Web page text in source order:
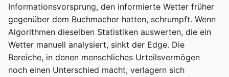
Informationsvorsprung, den informierte Wetter früher
gegenüber dem Buchmacher hatten, schrumpft. Wenn
Algorithmen dieselben Statistiken auswerten, die ein
Wetter manuell analysiert, sinkt der Edge. Die
Bereiche, in denen menschliches Urteilsvermögen
noch einen Unterschied macht, verlagern sich